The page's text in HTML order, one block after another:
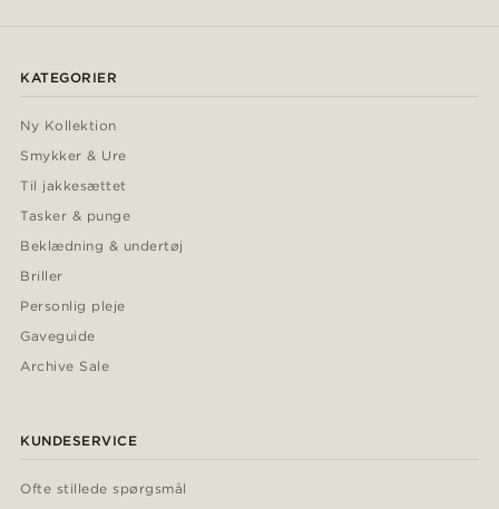
KATEGORIER
Ny Kollektion
Smykker & Ure
Til jakkesættet
Tasker & punge
Beklædning & undertøj
Briller
Personlig pleje
Gaveguide
Archive Sale
KUNDESERVICE
Ofte stillede spørgsmål